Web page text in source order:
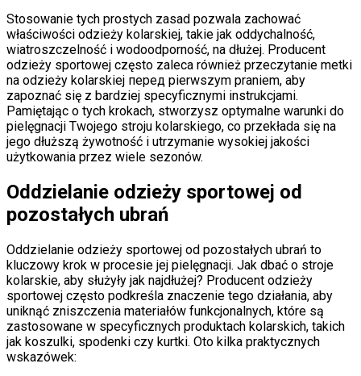
Stosowanie tych prostych zasad pozwala zachować
właściwości odzieży kolarskiej, takie jak oddychalność,
wiatroszczelność i wodoodporność, na dłużej. Producent
odzieży sportowej często zaleca również przeczytanie metki
na odzieży kolarskiej перед pierwszym praniem, aby
zapoznać się z bardziej specyficznymi instrukcjami.
Pamiętając o tych krokach, stworzysz optymalne warunki do
pielęgnacji Twojego stroju kolarskiego, co przekłada się na
jego dłuższą żywotność i utrzymanie wysokiej jakości
użytkowania przez wiele sezonów.
Oddzielanie odzieży sportowej od
pozostałych ubrań
Oddzielanie odzieży sportowej od pozostałych ubrań to
kluczowy krok w procesie jej pielęgnacji. Jak dbać o stroje
kolarskie, aby służyły jak najdłużej? Producent odzieży
sportowej często podkreśla znaczenie tego działania, aby
uniknąć zniszczenia materiałów funkcjonalnych, które są
zastosowane w specyficznych produktach kolarskich, takich
jak koszulki, spodenki czy kurtki. Oto kilka praktycznych
wskazówek: